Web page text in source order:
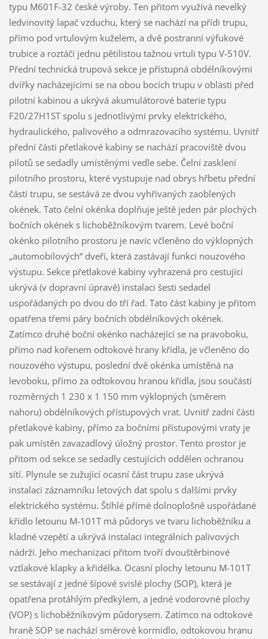
typu M601F-32 české výroby. Ten přitom využívá nevelký
ledvinovitý lapač vzduchu, který se nachází na přídi trupu,
přímo pod vrtulovým kuželem, a dvě postranní výfukové
trubice a roztáčí jednu pětilistou tažnou vrtuli typu V-510V.
Přední technická trupová sekce je přístupná obdélníkovými
dvířky nacházejícími se na obou bocích trupu v oblasti před
pilotní kabinou a ukrývá akumulátorové baterie typu
F20/27H1ST spolu s jednotlivými prvky elektrického,
hydraulického, palivového a odmrazovacího systému. Uvnitř
přední části přetlakové kabiny se nachází pracoviště dvou
pilotů se sedadly umístěnými vedle sebe. Čelní zasklení
pilotního prostoru, které vystupuje nad obrys hřbetu přední
části trupu, se sestává ze dvou vyhřívaných zaoblených
okének. Tato čelní okénka doplňuje ještě jeden pár plochých
bočních okének s lichoběžníkovým tvarem. Levé boční
okénko pilotního prostoru je navíc včleněno do výklopných
„automobilových“ dveří, která zastávají funkci nouzového
výstupu. Sekce přetlakové kabiny vyhrazená pro cestující
ukrývá (v dopravní úpravě) instalaci šesti sedadel
uspořádaných po dvou do tří řad. Tato část kabiny je přitom
opatřena třemi páry bočních obdélníkových okének.
Zatímco druhé boční okénko nacházející se na pravoboku,
přímo nad kořenem odtokové hrany křídla, je včleněno do
nouzového výstupu, poslední dvě okénka umístěná na
levoboku, přímo za odtokovou hranou křídla, jsou součástí
rozměrných 1 230 x 1 150 mm výklopných (směrem
nahoru) obdélníkových přístupových vrat. Uvnitř zadní části
přetlakové kabiny, přímo za bočními přístupovými vraty je
pak umístěn zavazadlový úložný prostor. Tento prostor je
přitom od sekce se sedadly cestujících oddělen ochranou
sítí. Plynule se zužující ocasní část trupu zase ukrývá
instalaci záznamníku letových dat spolu s dalšími prvky
elektrického systému. Štíhlé přímé dolnoplošně uspořádané
křídlo letounu M-101T má půdorys ve tvaru lichoběžníku a
kladné vzepětí a ukrývá instalaci integrálních palivových
nádrží. Jeho mechanizaci přitom tvoří dvouštěrbinové
vztlakové klapky a křidélka. Ocasní plochy letounu M-101T
se sestávají z jedné šípové svislé plochy (SOP), která je
opatřena protáhlým předkýlem, a jedné vodorovné plochy
(VOP) s lichoběžníkovým půdorysem. Zatímco na odtokové
hraně SOP se nachází směrové kormidlo, odtokovou hranu